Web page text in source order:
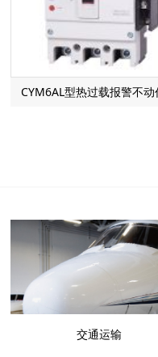
CYM6AL型热过载报警不动
交通运输